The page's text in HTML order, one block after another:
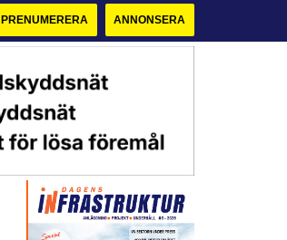
PRENUMERERA ANNONSERA